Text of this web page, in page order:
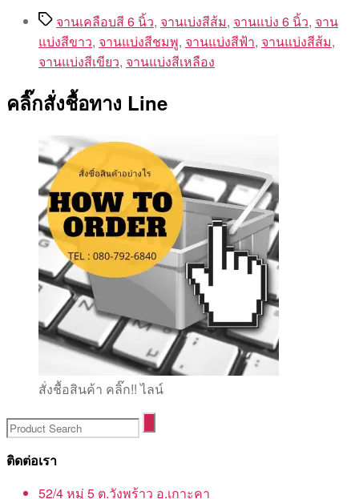
Tagsจานเคลือบสี 6 นิ้ว, จานเบ่งสีส้ม, จานแบ่ง 6 นิ้ว, จาน
แบ่งสีขาว, จานแบ่งสีชมพู, จานแบ่งสีฟ้า, จานแบ่งสีส้ม,
จานแบ่งสีเขียว, จานแบ่งสีเหลือง
คลิ๊กสั่งชื้อทาง Line
สั่งชื้อสินค้า คลิ๊ก!! ไลน์
ติดต่อเรา
52/4 หมู่ 5 ต.วังพร้าว อ.เกาะคา